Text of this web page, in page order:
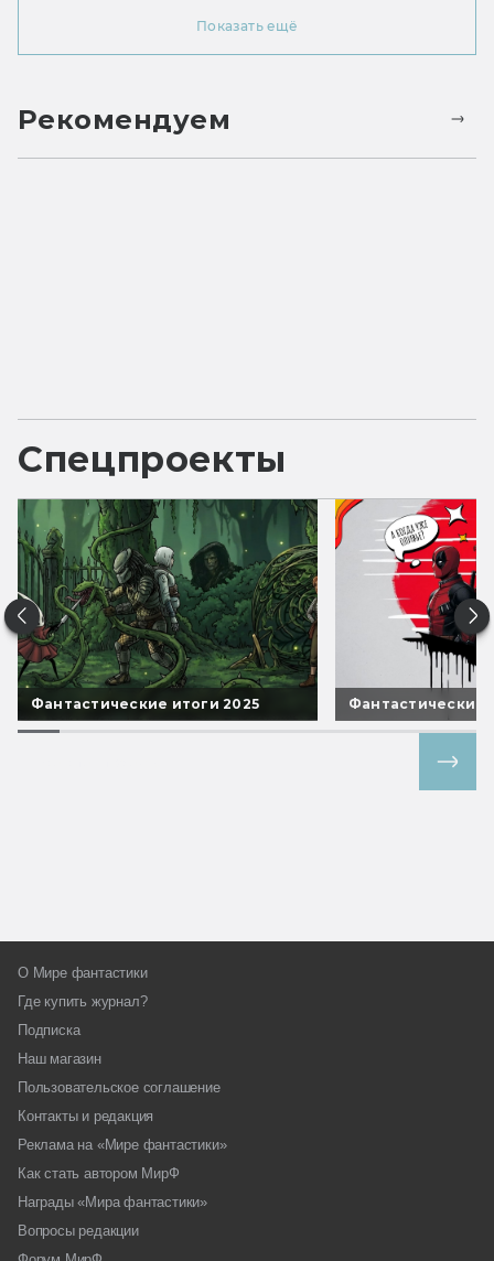
Показать ещё
Рекомендуем
Спецпроекты
Фантастические итоги 2025 Фантастические
О Мире фантастики
Где купить журнал?
Подписка
Наш магазин
Пользовательское соглашение
Контакты и редакция
Реклама на «Мире фантастики»
Как стать автором МирФ
Награды «Мира фантастики»
Вопросы редакции